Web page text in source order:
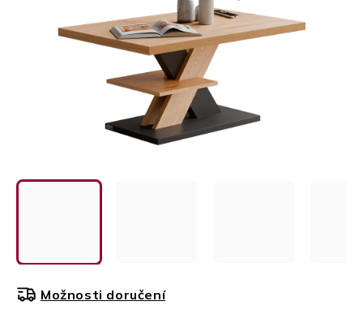
Možnosti doručení